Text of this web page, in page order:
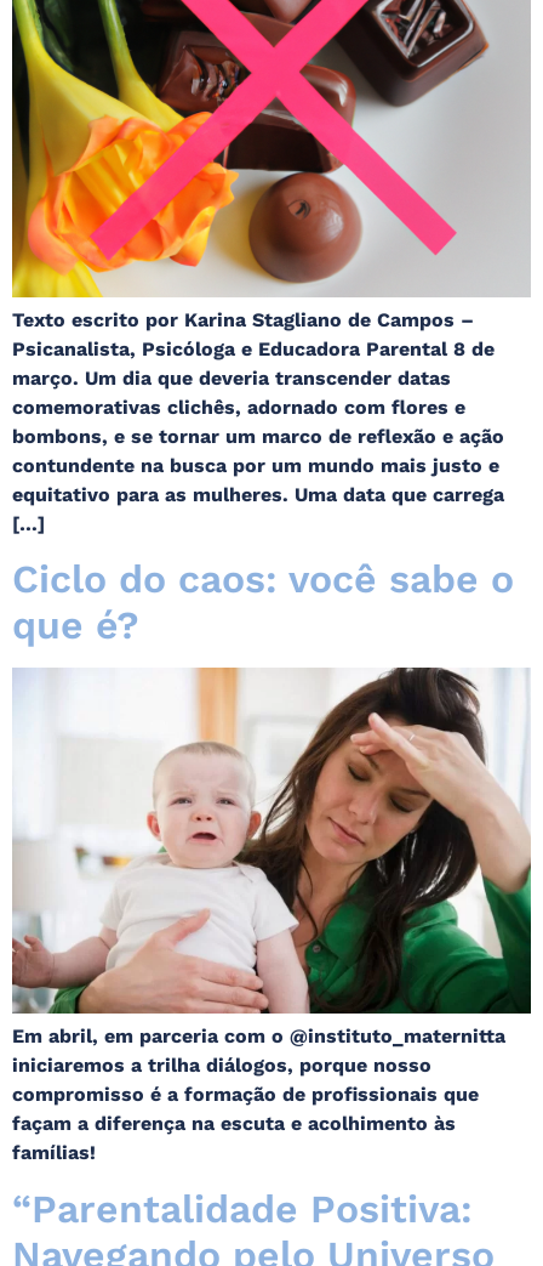
Texto escrito por Karina Stagliano de Campos –
Psicanalista, Psicóloga e Educadora Parental 8 de
março. Um dia que deveria transcender datas
comemorativas clichês, adornado com flores e
bombons, e se tornar um marco de reflexão e ação
contundente na busca por um mundo mais justo e
equitativo para as mulheres. Uma data que carrega
[…]
Ciclo do caos: você sabe o
que é?
Em abril, em parceria com o @instituto_maternitta
iniciaremos a trilha diálogos, porque nosso
compromisso é a formação de profissionais que
façam a diferença na escuta e acolhimento às
famílias!
“Parentalidade Positiva:
Navegando pelo Universo